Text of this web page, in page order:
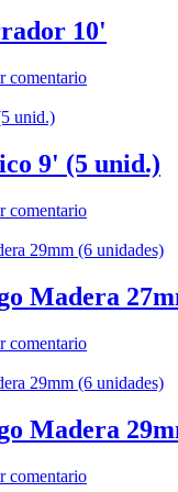
10'
comentario
9' (5 unid.)
comentario
Madera
comentario
Madera
comentario